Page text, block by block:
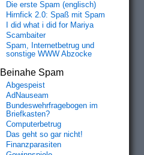
Die erste Spam (englisch)
Hirnfick 2.0: Spaß mit Spam
I did what i did for Mariya
Scambaiter
Spam, Internetbetrug und
sonstige WWW Abzocke
Beinahe Spam
Abgespeist
AdNauseam
Bundeswehrfragebogen im
Briefkasten?
Computerbetrug
Das geht so gar nicht!
Finanzparasiten